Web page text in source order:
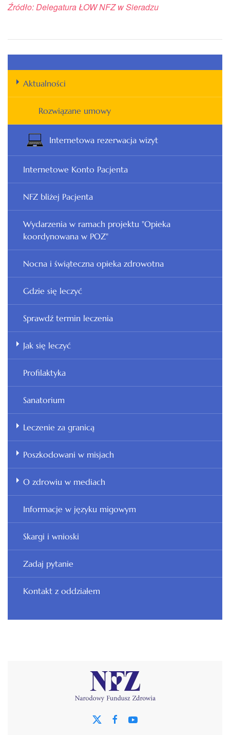
Źródło: Delegatura ŁOW NFZ w Sieradzu
Aktualności
Rozwiązane umowy
Internetowa rezerwacja wizyt
Internetowe Konto Pacjenta
NFZ bliżej Pacjenta
Wydarzenia w ramach projektu "Opieka
koordynowana w POZ"
Nocna i świąteczna opieka zdrowotna
Gdzie się leczyć
Sprawdź termin leczenia
Jak się leczyć
Profilaktyka
Sanatorium
Leczenie za granicą
Poszkodowani w misjach
O zdrowiu w mediach
Informacje w języku migowym
Skargi i wnioski
Zadaj pytanie
Kontakt z oddziałem